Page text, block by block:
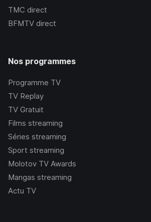
TMC direct
BFMTV direct
Nos programmes
Programme TV
TV Replay
TV Gratuit
Films streaming
Séries streaming
Sport streaming
Molotov TV Awards
Mangas streaming
Actu TV